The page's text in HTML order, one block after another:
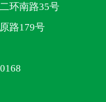
环南路35号
路179号